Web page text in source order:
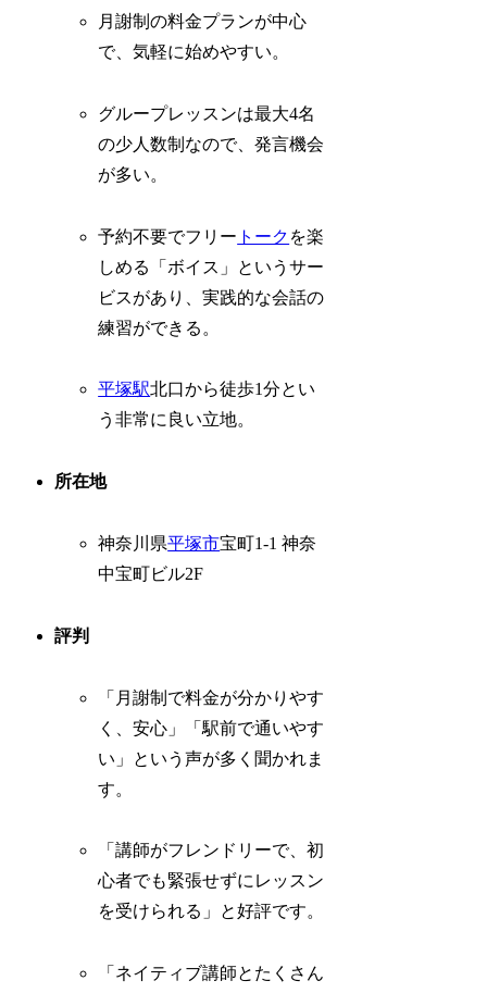
月謝制の料金プランが中心
で、気軽に始めやすい。
グループレッスンは最大4名
の少人数制なので、発言機会
が多い。
予約不要でフリー トーク を楽
しめる「ボイス」というサー
ビスがあり、実践的な会話の
練習ができる。
平塚駅北口から徒歩1分とい
う非常に良い立地。
所在地
神奈川県平塚市宝町1-1 神奈
中宝町ビル2F
評判
「月謝制で料金が分かりやす
く、安心」「駅前で通いやす
い」という声が多く聞かれま
す。
「講師がフレンドリーで、初
心者でも緊張せずにレッスン
を受けられる」と好評です。
「ネイティブ講師とたくさん